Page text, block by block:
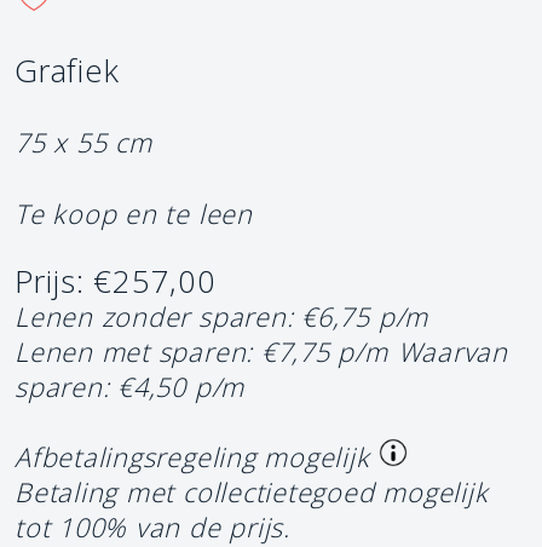
Grafiek
75 x 55 cm
Te koop en te leen
Prijs: €257,00
Lenen zonder sparen: €6,75 p/m
Lenen met sparen: €7,75 p/m Waarvan
sparen: €4,50 p/m
Afbetalingsregeling mogelijk
Betaling met collectietegoed mogelijk
tot 100% van de prijs.